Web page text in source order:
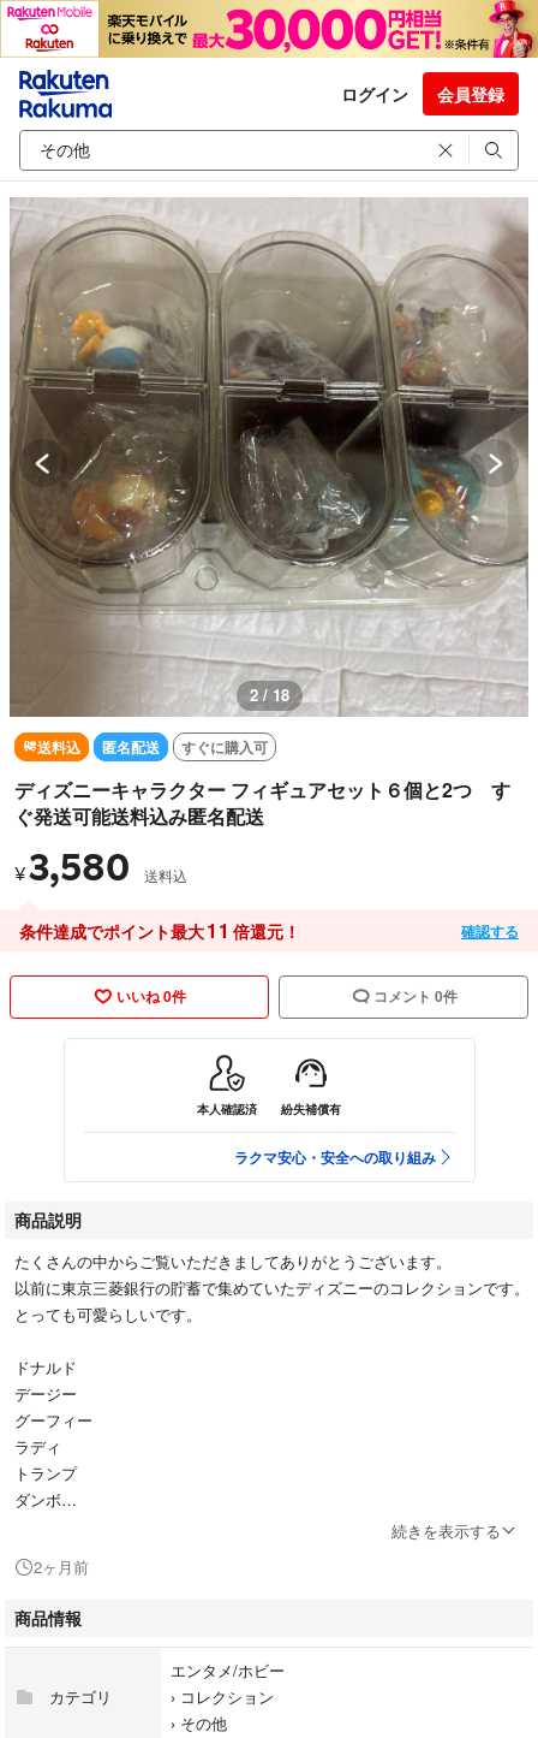
ログイン 会員登録
3 / 18
送料込 匿名配送 すぐに購入可
ディズニーキャラクター フィギュアセット６個と2つ す
ぐ発送可能送料込み匿名配送
¥3,580 送料込
条件達成でポイント最大11 倍還元！ 確認する
いいね 0件 コメント 0件
本人確認済 紛失補償有
ラクマ安心・安全への取り組み
商品説明
たくさんの中からご覧いただきましてありがとうございます。
以前に東京三菱銀行の貯蓄で集めていたディズニーのコレクションです。
とっても可愛らしいです。
ドナルド
デージー
グーフィー
ラディ
トランプ
ダンボ
状態は綺麗な状態です
あと
今回の撮影の際に袋から出しました。
ビールのもともとの袋はだいぶ劣化していたので、違う袋に入れておくり
続きを表示する
2ヶ月前
商品情報
カテゴリ
エンタメ/ホビー
› コレクション
› その他